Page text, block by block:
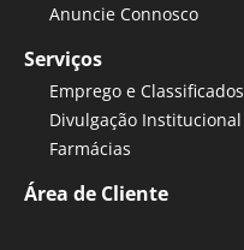
Anuncie Connosco
Serviços
Emprego e Classificados
Divulgação Institucional
Farmácias
Área de Cliente